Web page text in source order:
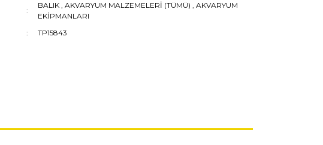
BALIK , AKVARYUM MALZEMELERİ (TÜMÜ) , AKVARYUM
EKİPMANLARI
TP15843